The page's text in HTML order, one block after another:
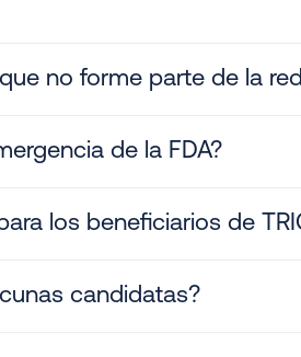
no forme parte de la
de la FDA?
los beneficiarios de
candidatas?